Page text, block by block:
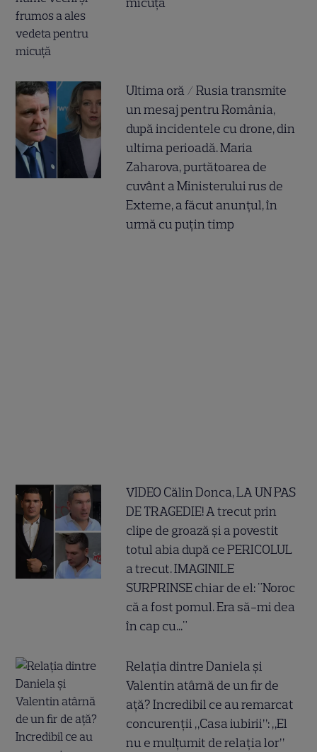
Ultima oră / Rusia transmite
un mesaj pentru România,
după incidentele cu drone, din
ultima perioadă. Maria
Zaharova, purtătoarea de
cuvânt a Ministerului rus de
Externe, a făcut anunțul, în
urmă cu puțin timp
VIDEO Călin Donca, LA UN PAS
DE TRAGEDIE! A trecut prin
clipe de groază și a povestit
totul abia după ce PERICOLUL
a trecut. IMAGINILE
SURPRINSE chiar de el: "Noroc
că a fost pomul. Era să-mi dea
în cap cu..."
Relația dintre Daniela și
Valentin atârnă de un fir de
ață? Incredibil ce au remarcat
concurenții „Casa iubirii”: „El
nu e mulțumit de relația lor”